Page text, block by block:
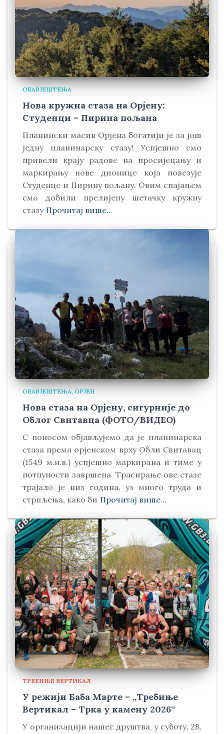
ОБАВЈЕШТЕЊА
Нова кружна стаза на Орјену:
Студенци – Пирина пољана
Планински масив Орјена богатији је за још
једну планинарску стазу! Успјешно смо
привели крају радове на просијецању и
маркирању нове дионице која повезује
Студенце и Пирину пољану. Овим спајањем
смо добили прелијепу шетачку кружну
стазу Прочитај више…
ОБАВЈЕШТЕЊА ОРЈЕН
Нова стаза на Орјену, сигурније до
Облог Свитавца (ФОТО/ВИДЕО)
С поносом објављујемо да је планинарска
стаза према орјенском врху Обли Свитавaц
(1549 м.н.в.) успјешно маркирана и тиме у
потпуности завршена. Трасирање ове стазе
трајало је низ година, уз много труда и
стрпљења, како би Прочитај више…
ТРЕБИЊЕ ВЕРТИКАЛ
У режији Баба Марте – „Требиње
Вертикал – Трка у камену 2026“
У организацији нашег друштва, у суботу, 28.